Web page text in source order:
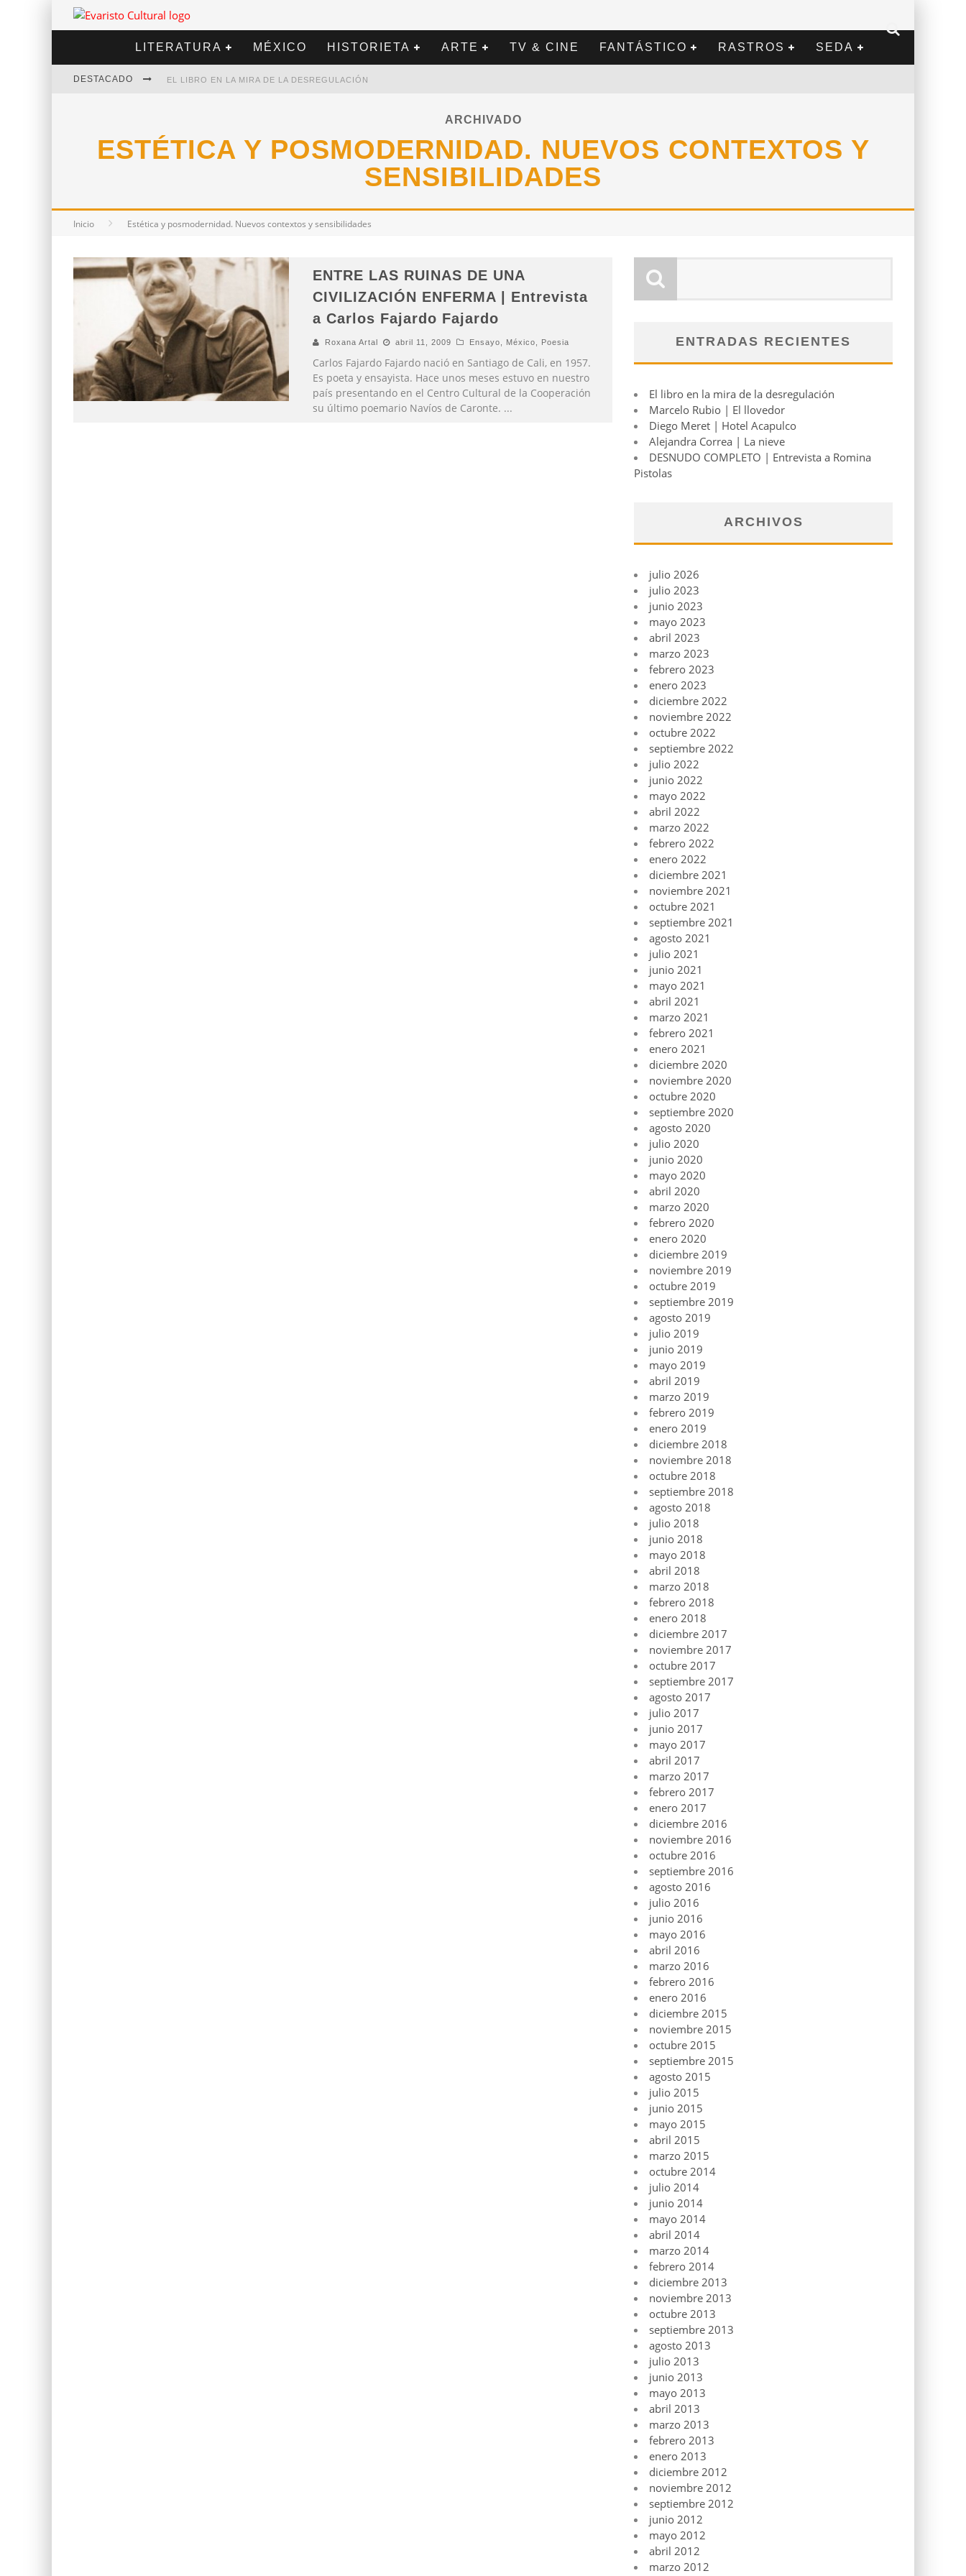
LITERATURA MÉXICO HISTORIETA ARTE TV & CINE FANTÁSTICO RASTROS SEDA
DESTACADO EL LIBRO EN LA MIRA DE LA DESREGULACIÓN
DIEGO MERET | HOTEL ACAPULCO
ARCHIVADO
ESTÉTICA Y POSMODERNIDAD. NUEVOS CONTEXTOS Y
SENSIBILIDADES
Inicio Estética y posmodernidad. Nuevos contextos y sensibilidades
ENTRE LAS RUINAS DE UNA
CIVILIZACIÓN ENFERMA | Entrevista
a Carlos Fajardo Fajardo
Roxana Artal abril 11, 2009 Ensayo México Poesia
Carlos Fajardo Fajardo nació en Santiago de Cali, en 1957.
Es poeta y ensayista. Hace unos meses estuvo en nuestro
país presentando en el Centro Cultural de la Cooperación
su último poemario Navíos de Caronte. ...
ENTRADAS RECIENTES
El libro en la mira de la desregulación
Marcelo Rubio | El llovedor
Diego Meret | Hotel Acapulco
Alejandra Correa | La nieve
DESNUDO COMPLETO | Entrevista a Romina
Pistolas
ARCHIVOS
julio 2026
julio 2023
junio 2023
mayo 2023
abril 2023
marzo 2023
febrero 2023
enero 2023
diciembre 2022
noviembre 2022
octubre 2022
septiembre 2022
julio 2022
junio 2022
mayo 2022
abril 2022
marzo 2022
febrero 2022
enero 2022
diciembre 2021
noviembre 2021
octubre 2021
septiembre 2021
agosto 2021
julio 2021
junio 2021
mayo 2021
abril 2021
marzo 2021
febrero 2021
enero 2021
diciembre 2020
noviembre 2020
octubre 2020
septiembre 2020
agosto 2020
julio 2020
junio 2020
mayo 2020
abril 2020
marzo 2020
febrero 2020
enero 2020
diciembre 2019
noviembre 2019
octubre 2019
septiembre 2019
agosto 2019
julio 2019
junio 2019
mayo 2019
abril 2019
marzo 2019
febrero 2019
enero 2019
diciembre 2018
noviembre 2018
octubre 2018
septiembre 2018
agosto 2018
julio 2018
junio 2018
mayo 2018
abril 2018
marzo 2018
febrero 2018
enero 2018
diciembre 2017
noviembre 2017
octubre 2017
septiembre 2017
agosto 2017
julio 2017
junio 2017
mayo 2017
abril 2017
marzo 2017
febrero 2017
enero 2017
diciembre 2016
noviembre 2016
octubre 2016
septiembre 2016
agosto 2016
julio 2016
junio 2016
mayo 2016
abril 2016
marzo 2016
febrero 2016
enero 2016
diciembre 2015
noviembre 2015
octubre 2015
septiembre 2015
agosto 2015
julio 2015
junio 2015
mayo 2015
abril 2015
marzo 2015
octubre 2014
julio 2014
junio 2014
mayo 2014
abril 2014
marzo 2014
febrero 2014
diciembre 2013
noviembre 2013
octubre 2013
septiembre 2013
agosto 2013
julio 2013
junio 2013
mayo 2013
abril 2013
marzo 2013
febrero 2013
enero 2013
diciembre 2012
noviembre 2012
septiembre 2012
junio 2012
mayo 2012
abril 2012
marzo 2012